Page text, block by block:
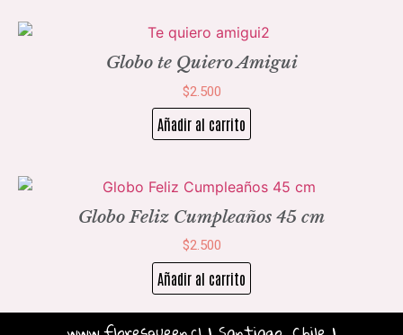
Globo te Quiero Amigui
$2.500
Añadir al carrito
Globo Feliz Cumpleaños 45 cm
$2.500
Añadir al carrito